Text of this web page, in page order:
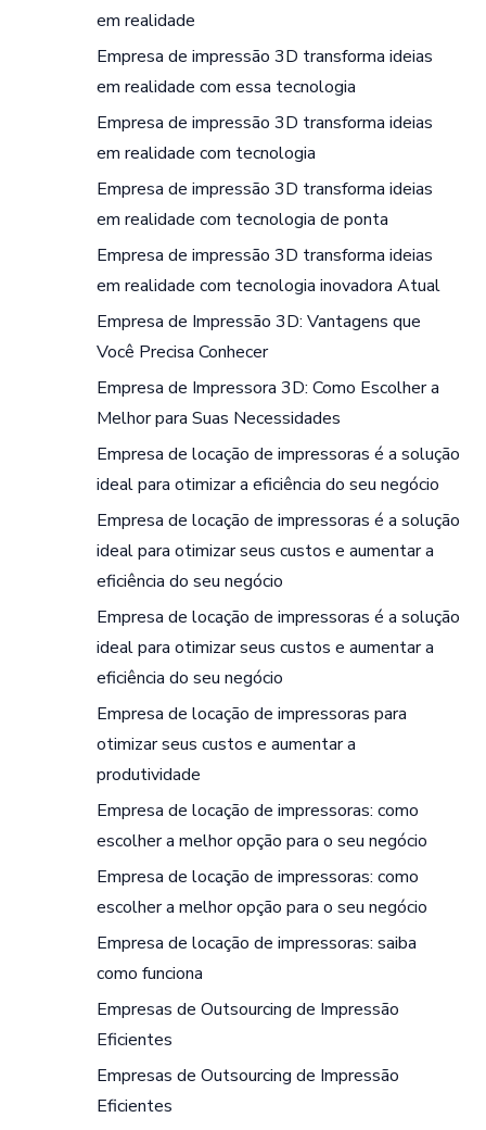
em realidade
Empresa de impressão 3D transforma ideias
em realidade com essa tecnologia
Empresa de impressão 3D transforma ideias
em realidade com tecnologia
Empresa de impressão 3D transforma ideias
em realidade com tecnologia de ponta
Empresa de impressão 3D transforma ideias
em realidade com tecnologia inovadora Atual
Empresa de Impressão 3D: Vantagens que
Você Precisa Conhecer
Empresa de Impressora 3D: Como Escolher a
Melhor para Suas Necessidades
Empresa de locação de impressoras é a solução
ideal para otimizar a eficiência do seu negócio
Empresa de locação de impressoras é a solução
ideal para otimizar seus custos e aumentar a
eficiência do seu negócio
Empresa de locação de impressoras é a solução
ideal para otimizar seus custos e aumentar a
eficiência do seu negócio
Empresa de locação de impressoras para
otimizar seus custos e aumentar a
produtividade
Empresa de locação de impressoras: como
escolher a melhor opção para o seu negócio
Empresa de locação de impressoras: como
escolher a melhor opção para o seu negócio
Empresa de locação de impressoras: saiba
como funciona
Empresas de Outsourcing de Impressão
Eficientes
Empresas de Outsourcing de Impressão
Eficientes